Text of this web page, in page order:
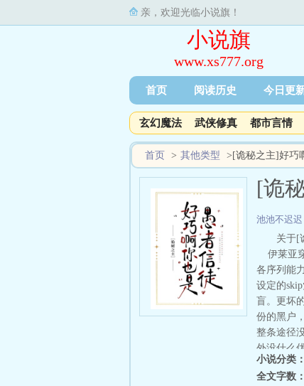
亲，欢迎光临小说旗！
小说旗
www.xs777.org
首页 阅读历史 今日更
玄幻魔法 武侠修真 都市言情
首页 > 其他类型 > [诡秘之主]好巧
[诡
池池不迟迟
关于[
伊莱亚
各序列能
设定的
盲。更坏
份的黑户
整条途径
外没什么
和怨魂。
一个算一
小说分类：
全文字数：